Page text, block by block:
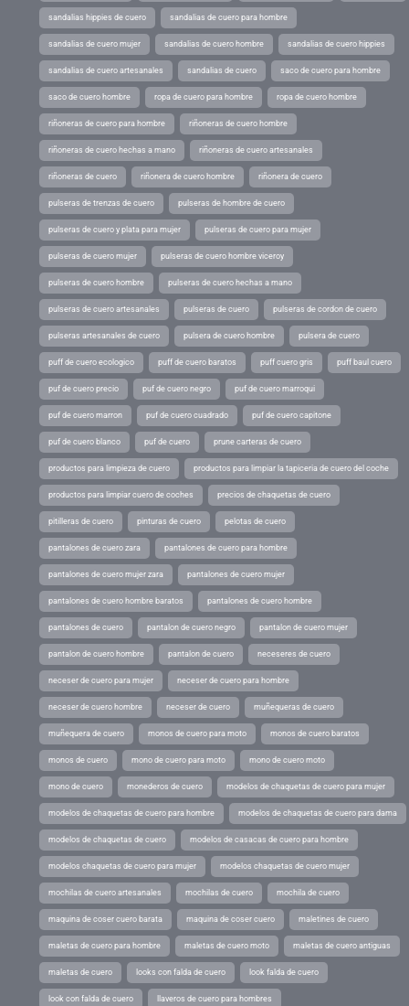
sandalias hippies de cuero sandalias de cuero para hombre
sandalias de cuero mujer sandalias de cuero hombre sandalias de cuero hippies
sandalias de cuero artesanales sandalias de cuero saco de cuero para hombre
saco de cuero hombre ropa de cuero para hombre ropa de cuero hombre
riñoneras de cuero para hombre riñoneras de cuero hombre
riñoneras de cuero hechas a mano riñoneras de cuero artesanales
riñoneras de cuero riñonera de cuero hombre riñonera de cuero
pulseras de trenzas de cuero pulseras de hombre de cuero
pulseras de cuero y plata para mujer pulseras de cuero para mujer
pulseras de cuero mujer pulseras de cuero hombre viceroy
pulseras de cuero hombre pulseras de cuero hechas a mano
pulseras de cuero artesanales pulseras de cuero pulseras de cordon de cuero
pulseras artesanales de cuero pulsera de cuero hombre pulsera de cuero
puff de cuero ecologico puff de cuero baratos puff cuero gris puff baul cuero
puf de cuero precio puf de cuero negro puf de cuero marroqui
puf de cuero marron puf de cuero cuadrado puf de cuero capitone
puf de cuero blanco puf de cuero prune carteras de cuero
productos para limpieza de cuero productos para limpiar la tapiceria de cuero del coche
productos para limpiar cuero de coches precios de chaquetas de cuero
pitilleras de cuero pinturas de cuero pelotas de cuero
pantalones de cuero zara pantalones de cuero para hombre
pantalones de cuero mujer zara pantalones de cuero mujer
pantalones de cuero hombre baratos pantalones de cuero hombre
pantalones de cuero pantalon de cuero negro pantalon de cuero mujer
pantalon de cuero hombre pantalon de cuero neceseres de cuero
neceser de cuero para mujer neceser de cuero para hombre
neceser de cuero hombre neceser de cuero muñequeras de cuero
muñequera de cuero monos de cuero para moto monos de cuero baratos
monos de cuero mono de cuero para moto mono de cuero moto
mono de cuero monederos de cuero modelos de chaquetas de cuero para mujer
modelos de chaquetas de cuero para hombre modelos de chaquetas de cuero para dama
modelos de chaquetas de cuero modelos de casacas de cuero para hombre
modelos chaquetas de cuero para mujer modelos chaquetas de cuero mujer
mochilas de cuero artesanales mochilas de cuero mochila de cuero
maquina de coser cuero barata maquina de coser cuero maletines de cuero
maletas de cuero para hombre maletas de cuero moto maletas de cuero antiguas
maletas de cuero looks con falda de cuero look falda de cuero
look con falda de cuero llaveros de cuero para hombres